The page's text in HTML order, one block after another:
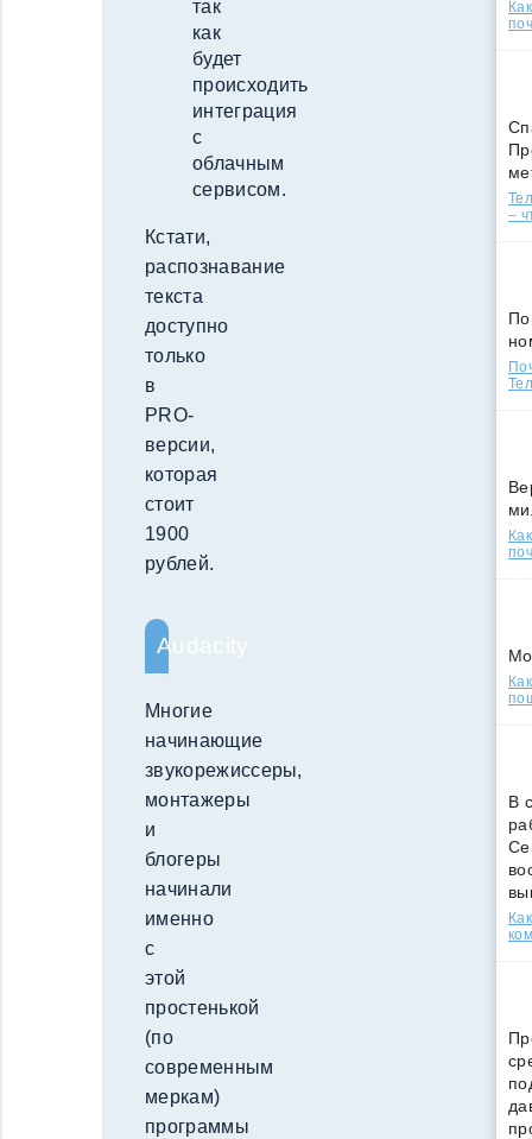
так
как
будет
происходить
интеграция
с
облачным
сервисом.
Кстати,
распознавание
текста
доступно
только
в
PRO-
версии,
которая
стоит
1900
рублей.
Audacity
Многие
начинающие
звукорежиссеры,
монтажеры
и
блогеры
начинали
именно
с
этой
простенькой
(по
современным
меркам)
программы
–
В